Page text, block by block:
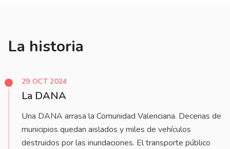
La historia
29 OCT 2024
La DANA
Una DANA arrasa la Comunidad Valenciana. Decenas de
municipios quedan aislados y miles de vehículos
destruidos por las inundaciones. El transporte público